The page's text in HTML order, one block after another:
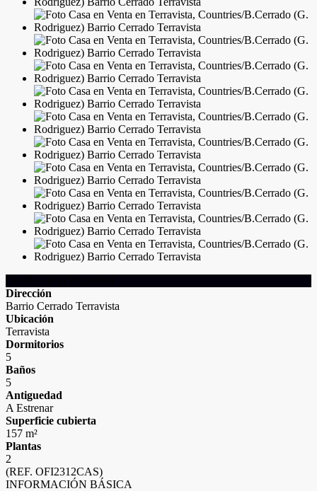
Dirección
Barrio Cerrado Terravista
Ubicación
Terravista
Dormitorios
5
Baños
5
Antiguedad
A Estrenar
Superficie cubierta
157 m²
Plantas
2
(REF. OFI2312CAS)
INFORMACIÓN BÁSICA